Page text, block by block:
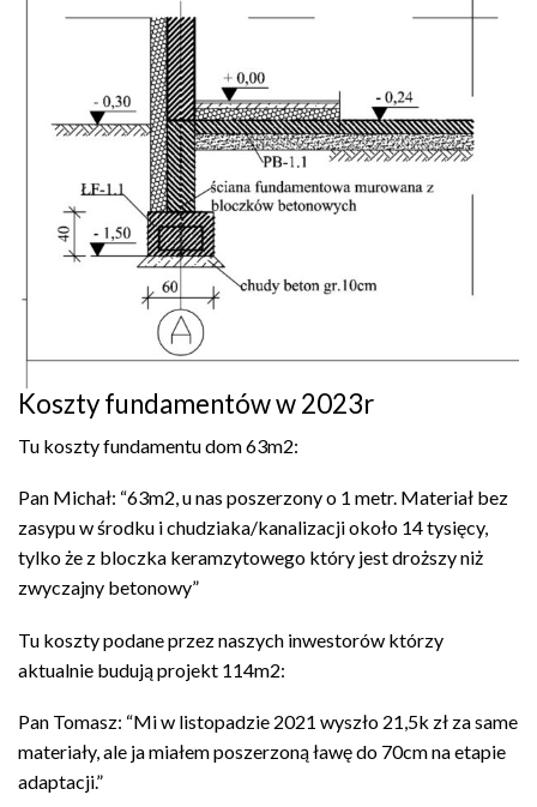
Koszty fundamentów w 2023r
Tu koszty fundamentu dom 63m2:
Pan Michał: “63m2, u nas poszerzony o 1 metr. Materiał bez
zasypu w środku i chudziaka/kanalizacji około 14 tysięcy,
tylko że z bloczka keramzytowego który jest droższy niż
zwyczajny betonowy”
Tu koszty podane przez naszych inwestorów którzy
aktualnie budują projekt 114m2:
Pan Tomasz: “Mi w listopadzie 2021 wyszło 21,5k zł za same
materiały, ale ja miałem poszerzoną ławę do 70cm na etapie
adaptacji.”